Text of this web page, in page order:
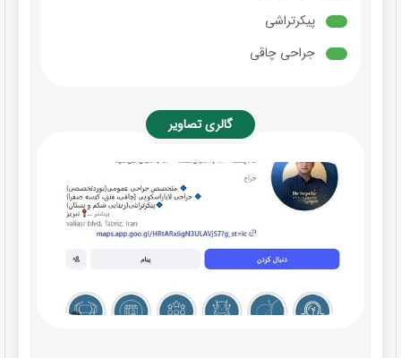
پیکرتراشی
جراحی چاقی
گالری تصاویر